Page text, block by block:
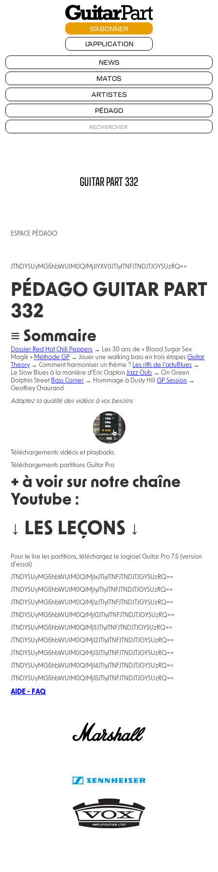
S'ABONNER
L'APPLICATION
NEWS
MATOS
ARTISTES
PÉDAGO
GUITAR PART 332
ESPACE PÉDAGO
JTNDYSUyMG5hbWUlM0QlMjJIYXV0JTIyJTNFJTNDJTJGYSUzRQ==
PÉDAGO GUITAR PART
332
≡ Sommaire
Dossier Red Hot Chili Peppers → Les 30 ans de « Blood Sugar Sex
Magik » Méthode GP → Jouer une walking bass en trois étapesGuitar
Theory→ Comment harmoniser un thème ? Les riffs de l’actu Blues →
Le Slow Blues à la manière d’Eric ClaptonJazz Club → On Green
Dolphin Street Bass Corner → Hommage à Dusty HillGP Session →
Geoffrey Chaurand
Adaptez la qualité des vidéos à vos besoins
Téléchargements vidéos et playbacks
Téléchargements partitions Guitar Pro
+ à voir sur notre chaîne
Youtube :
↓ LES LEÇONS ↓
Pour le lire les partitions, téléchargez le logiciel Guitar Pro 7.5 (version
d’essai)
JTNDYSUyMG5hbWUlM0QlMjIxJTIyJTNFJTNDJTJGYSUzRQ==
JTNDYSUyMG5hbWUlM0QlMjIyJTIyJTNFJTNDJTJGYSUzRQ==
JTNDYSUyMG5hbWUlM0QlMjIzJTIyJTNFJTNDJTJGYSUzRQ==
JTNDYSUyMG5hbWUlM0QlMjI0JTIyJTNFJTNDJTJGYSUzRQ==
JTNDYSUyMG5hbWUlM0QlMjI1JTIyJTNFJTNDJTJGYSUzRQ==
JTNDYSUyMG5hbWUlM0QlMjI2JTIyJTNFJTNDJTJGYSUzRQ==
JTNDYSUyMG5hbWUlM0QlMjI3JTIyJTNFJTNDJTJGYSUzRQ==
JTNDYSUyMG5hbWUlM0QlMjI4JTIyJTNFJTNDJTJGYSUzRQ==
JTNDYSUyMG5hbWUlM0QlMjI5JTIyJTNFJTNDJTJGYSUzRQ==
AIDE - FAQ